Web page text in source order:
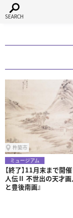
杵築市
ミュージアム
【終了】11月末まで開催
人伝Ⅱ 不世出の天才画
と豊後南画』